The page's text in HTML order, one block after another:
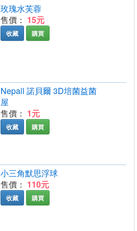
玫瑰水芙蓉
售價： 15元
收藏 購買
Nepall 諾貝爾 3D培菌益菌
屋
售價： 1元
收藏 購買
小三角默思浮球
售價： 110元
收藏 購買